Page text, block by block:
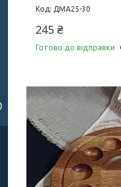
ДМА25-30
245 ₴
Готово до відправки